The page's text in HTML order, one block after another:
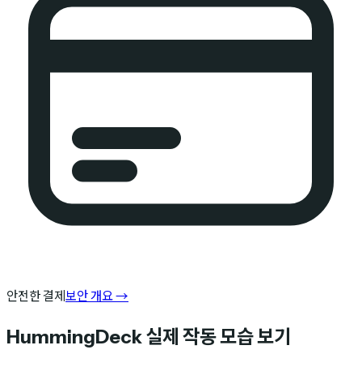
안전한 결제 보안 개요→
HummingDeck 실제 작동 모습 보기